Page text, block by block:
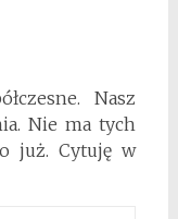
Nasz
Nie ma tych
już. Cytuję w